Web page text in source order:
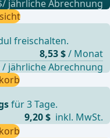
für 3 Tage.
9,20 $ inkl. MwSt.
jährliche Abrechnung
freischalten.
8,53 $/ Monat
/ jährliche Abrechnung